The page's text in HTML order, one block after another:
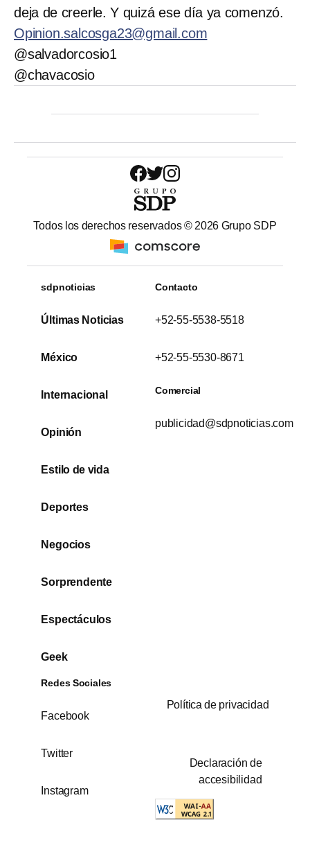
deja de creerle. Y quizá ese día ya comenzó.
Opinion.salcosga23@gmail.com
@salvadorcosio1
@chavacosio
Todos los derechos reservados © 2026 Grupo SDP
sdpnoticias
Últimas Noticias
México
Internacional
Opinión
Estilo de vida
Deportes
Negocios
Sorprendente
Espectáculos
Geek
Contacto
+52-55-5538-5518
+52-55-5530-8671
Comercial
publicidad@sdpnoticias.com
Redes Sociales
Facebook
Twitter
Instagram
Política de privacidad
Declaración de
accesibilidad